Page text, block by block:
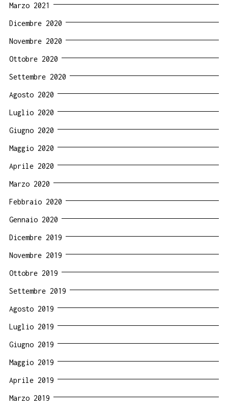
Marzo 2021
Dicembre 2020
Novembre 2020
Ottobre 2020
Settembre 2020
Agosto 2020
Luglio 2020
Giugno 2020
Maggio 2020
Aprile 2020
Marzo 2020
Febbraio 2020
Gennaio 2020
Dicembre 2019
Novembre 2019
Ottobre 2019
Settembre 2019
Agosto 2019
Luglio 2019
Giugno 2019
Maggio 2019
Aprile 2019
Marzo 2019